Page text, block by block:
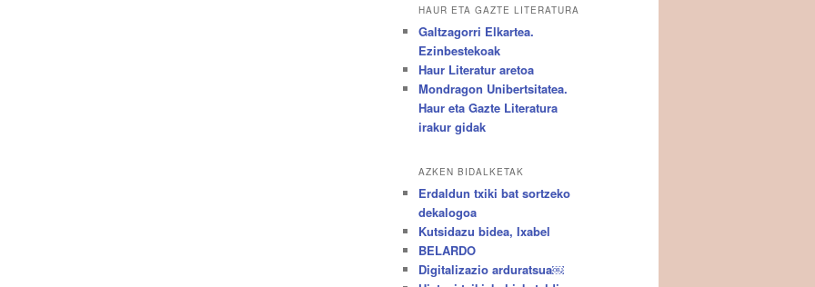
HAUR ETA GAZTE LITERATURA
Galtzagorri Elkartea.
Ezinbestekoak
Haur Literatur aretoa
Mondragon Unibertsitatea.
Haur eta Gazte Literatura
irakur gidak
AZKEN BIDALKETAK
Erdaldun txiki bat sortzeko
dekalogoa
Kutsidazu bidea, Ixabel
BELARDO
Digitalizazio arduratsua￼